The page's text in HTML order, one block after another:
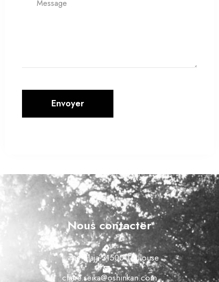
Envoyer
Nous contacter
1, rue Blaja 31500 Toulouse
claire.seika@oshinkan.com